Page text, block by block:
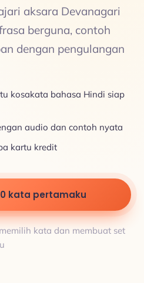
aksara Devanagari
berguna, contoh
dengan pengulangan
kosakata bahasa Hindi siap
audio dan contoh nyata
kartu kredit
kata pertamaku
kata dan membuat set